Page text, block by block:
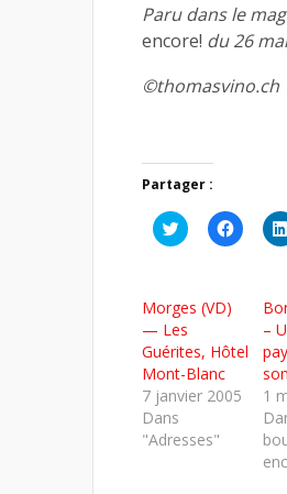
Paru dans le
encore! du 26
©thomasvino.ch
Partager :
Cliquez
pour
une
nouvelle
fenêtre)
Cliquez
pour
Morges (VD)
— Les
Guérites, Hôtel
Mont-Blanc
7 janvier 2005
Dans
"Adresses"
–
1